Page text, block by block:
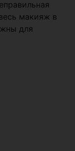
макияж в
для